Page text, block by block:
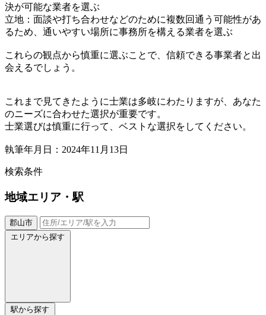
決が可能な業者を選ぶ
立地：面談や打ち合わせなどのために複数回通う可能性があ
るため、通いやすい場所に事務所を構える業者を選ぶ
これらの観点から慎重に選ぶことで、信頼できる事業者と出
会えるでしょう。
これまで見てきたように士業は多岐にわたりますが、あなた
のニーズに合わせた選択が重要です。
士業選びは慎重に行って、ベストな選択をしてください。
執筆年月日：2024年11月13日
検索条件
地域エリア・駅
郡山市
エリアから探す
駅から探す